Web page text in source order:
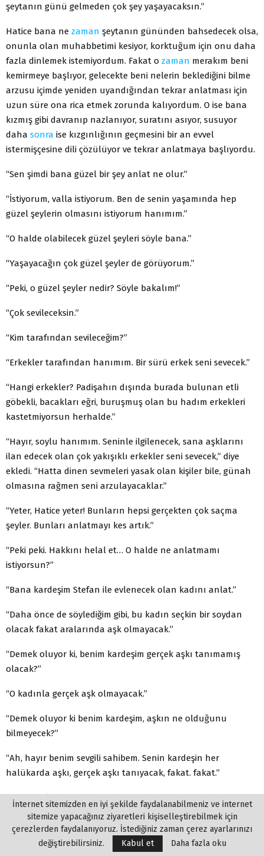
şeytanın günü gelmeden çok şey yaşayacaksın.”
Hatice bana ne zaman şeytanın gününden bahsedecek olsa,
onunla olan muhabbetimi kesiyor, korktuğum için onu daha
fazla dinlemek istemiyordum. Fakat o zaman merakım beni
kemirmeye başlıyor, gelecekte beni nelerin beklediğini bilme
arzusu içimde yeniden uyandığından tekrar anlatması için
uzun süre ona rica etmek zorunda kalıyordum. O ise bana
kızmış gibi davranıp nazlanıyor, suratını asıyor, susuyor
daha sonra ise kızgınlığının geçmesini bir an evvel
istermişçesine dili çözülüyor ve tekrar anlatmaya başlıyordu.
“Sen şimdi bana güzel bir şey anlat ne olur.”
“İstiyorum, valla istiyorum. Ben de senin yaşamında hep
güzel şeylerin olmasını istiyorum hanımım.”
“O halde olabilecek güzel şeyleri söyle bana.”
“Yaşayacağın çok güzel şeyler de görüyorum.”
“Peki, o güzel şeyler nedir? Söyle bakalım!”
“Çok sevileceksin.”
“Kim tarafından sevileceğim?”
“Erkekler tarafından hanımım. Bir sürü erkek seni sevecek.”
“Hangi erkekler? Padişahın dışında burada bulunan etli
göbekli, bacakları eğri, buruşmuş olan bu hadım erkekleri
kastetmiyorsun herhalde.”
“Hayır, soylu hanımım. Seninle ilgilenecek, sana aşklarını
ilan edecek olan çok yakışıklı erkekler seni sevecek,” diye
ekledi. “Hatta dinen sevmeleri yasak olan kişiler bile, günah
olmasına rağmen seni arzulayacaklar.”
“Yeter, Hatice yeter! Bunların hepsi gerçekten çok saçma
şeyler. Bunları anlatmayı kes artık.”
“Peki peki. Hakkını helal et… O halde ne anlatmamı
istiyorsun?”
“Bana kardeşim Stefan ile evlenecek olan kadını anlat.”
“Daha önce de söylediğim gibi, bu kadın seçkin bir soydan
olacak fakat aralarında aşk olmayacak.”
“Demek oluyor ki, benim kardeşim gerçek aşkı tanımamış
olacak?”
“O kadınla gerçek aşk olmayacak.”
“Demek oluyor ki benim kardeşim, aşkın ne olduğunu
bilmeyecek?”
“Ah, hayır benim sevgili sahibem. Senin kardeşin her
halükarda aşkı, gerçek aşkı tanıyacak, fakat. fakat.”
“Hangi aşktan bahsediyorsun?”
“Çok sevilecek. Çok sayıda kadın onu arzulayacak ve onun
için iç çekecek. Ona tapacak ve onu yüreğinde taşıyacak.
Rüyalarında görecek.”
İnternet sitemizden en iyi şekilde faydalanabilmeniz ve internet
sitemize yapacağınız ziyaretleri kişiselleştirebilmek için
çerezlerden faydalanıyoruz. İstediğiniz zaman çerez ayarlarınızı
değiştirebilirsiniz.
Kabul et Daha fazla oku